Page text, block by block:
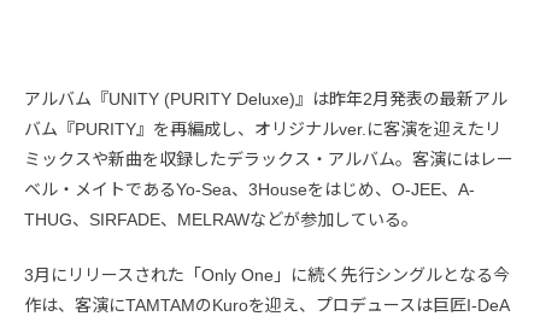
アルバム『UNITY (PURITY Deluxe)』は昨年2月発表の最新アル
バム『PURITY』を再編成し、オリジナルver.に客演を迎えたリ
ミックスや新曲を収録したデラックス・アルバム。客演にはレー
ベル・メイトであるYo-Sea、3Houseをはじめ、O-JEE、A-
THUG、SIRFADE、MELRAWなどが参加している。
3月にリリースされた「Only One」に続く先行シングルとなる今
作は、客演にTAMTAMのKuroを迎え、プロデュースは巨匠I-DeA